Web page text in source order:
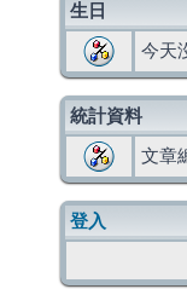
生日
今天
統計資料
文章
登入